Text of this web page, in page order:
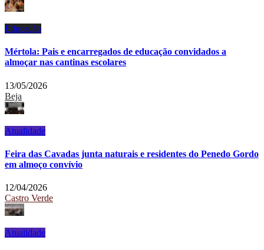
Educação
Mértola: Pais e encarregados de educação convidados a
almoçar nas cantinas escolares
13/05/2026
Beja
Atualidade
Feira das Cavadas junta naturais e residentes do Penedo Gordo
em almoço convívio
12/04/2026
Castro Verde
Atualidade